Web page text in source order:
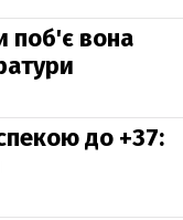
поб'є вона
до +37: